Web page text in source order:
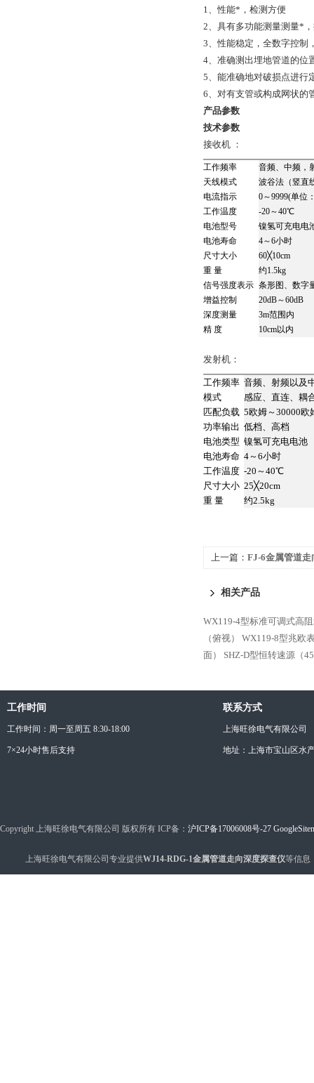
1、性能*，检测方便
2、具有多功能测量测量*
3、性能稳定，全数字控制
4、准确测出埋地管道的位
5、能准确地对破损点进行
6、对有支管或构成网状的
产品参数
技术参数
接收机 ：
工作频率
音频、中频，
天线模式
波谷法（竖直
电流指示
0～9999(单位
工作温度
-20～40℃
电池型号
镍氢可充电电
电池寿命
4～6小时
尺寸大小
60╳10cm
重 量
约1.5kg
信号强度表示 条形图、数字
增益控制
20dB～60dB
深度测量
3m范围内
精 度
10cm以内
发射机：
工作频率 音频、射频以及
模式
感应、直连、耦
匹配负载 5欧姆～30000欧
功率输出 低档、高档
电池类型 镍氢可充电电池
电池寿命 4～6小时
工作温度 -20～40℃
尺寸大小 25╳20cm
重 量
约2.5kg
上一篇： FJ-6金属管道走
相关产品
WX119-4型标准可调式高
（俯视）
WX119-8型兆欧
面）
SHZ-D型恒转速源（
工作时间
工作时间：周一至周五 8:30-18:00
7×24小时售后支持
联系方式
上海旺徐电气有限公司
地址：上海市宝山区水
Copyright 上海旺徐电气有限公司 版权所有 ICP备： 沪ICP备17006008号-27
上海旺徐电气有限公司专业提供WJ14-RDG-1金属管道走向深度探查仪等信息